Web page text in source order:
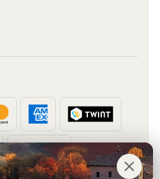
Rechnung